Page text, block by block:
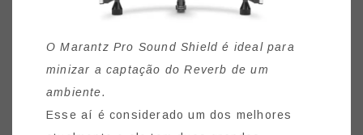
O Marantz Pro Sound Shield é ideal para
minizar a captação do Reverb de um
ambiente.
Esse aí é considerado um dos melhores